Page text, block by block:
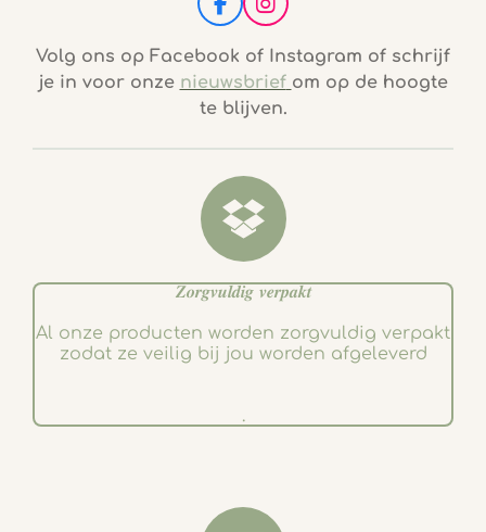
F
a
c
b
o
k
I
n
s
t
a
g
a
Volg ons op Facebook of Instagram of schrijf
je in voor onze nieuwsbrief om op de hoogte
te blijven.
𝒁𝒐𝒓𝒈𝒗𝒖𝒍𝒅𝒊𝒈 𝒗𝒆𝒓𝒑𝒂𝒌𝒕
Al onze producten worden zorgvuldig verpakt
zodat ze veilig bij jou worden afgeleverd
.